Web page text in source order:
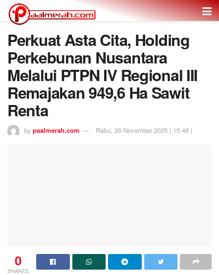
Perkuat Asta Cita, Holding
Perkebunan Nusantara
Melalui PTPN IV Regional III
Remajakan 949,6 Ha Sawit
Renta
by paalmerah.com Rabu, 26 November 2025 | 15:48 |
0
SHARES